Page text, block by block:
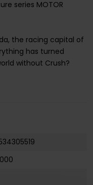
series MOTOR
the racing capital of
has turned
without Crush?